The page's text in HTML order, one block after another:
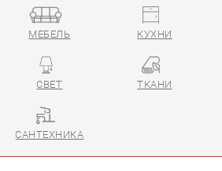
МЕБЕЛЬ КУХНИ
СВЕТ ТКАНИ
САНТЕХНИКА